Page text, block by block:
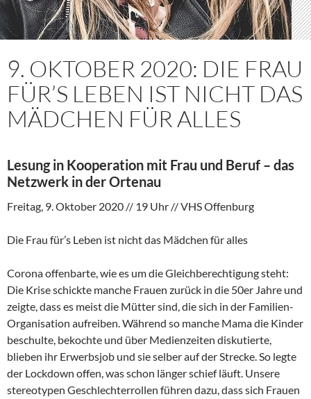
9. OKTOBER 2020: DIE FRAU
FÜR’S LEBEN IST NICHT DAS
MÄDCHEN FÜR ALLES
Lesung in Kooperation mit Frau und Beruf – das
Netzwerk in der Ortenau
Freitag, 9. Oktober 2020 // 19 Uhr // VHS Offenburg
Die Frau für’s Leben ist nicht das Mädchen für alles
Corona offenbarte, wie es um die Gleichberechtigung steht:
Die Krise schickte manche Frauen zurück in die 50er Jahre und
zeigte, dass es meist die Mütter sind, die sich in der Familien-
Organisation aufreiben. Während so manche Mama die Kinder
beschulte, bekochte und über Medienzeiten diskutierte,
blieben ihr Erwerbsjob und sie selber auf der Strecke. So legte
der Lockdown offen, was schon länger schief läuft. Unsere
stereotypen Geschlechterrollen führen dazu, dass sich Frauen